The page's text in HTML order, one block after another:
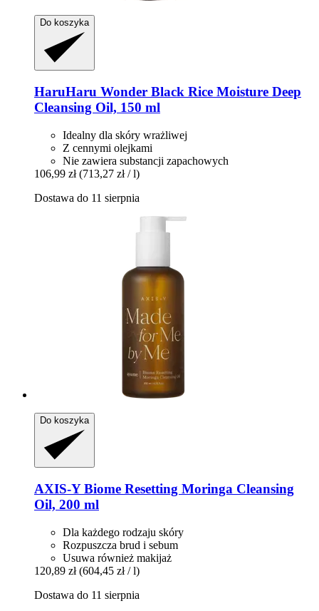
Do koszyka
HaruHaru Wonder Black Rice Moisture Deep
Cleansing Oil, 150 ml
Idealny dla skóry wrażliwej
Z cennymi olejkami
Nie zawiera substancji zapachowych
106,99 zł (713,27 zł / l)
Dostawa do 11 sierpnia
Do koszyka
AXIS-YBiome Resetting Moringa Cleansing
Oil, 200 ml
Dla każdego rodzaju skóry
Rozpuszcza brud i sebum
Usuwa również makijaż
120,89 zł (604,45 zł / l)
Dostawa do 11 sierpnia